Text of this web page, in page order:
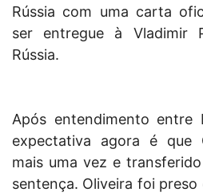
Rússia com uma carta
ser entregue à Vladimir
Rússia.
Após entendimento entre
expectativa agora é que
mais uma vez e
sentença. Oliveira foi